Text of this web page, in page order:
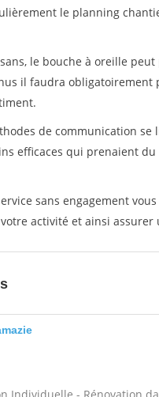
le planning
le bouche à oreille
il faudra
de communication
efficaces qui prenaient
sans engagement
activité et ainsi assurer